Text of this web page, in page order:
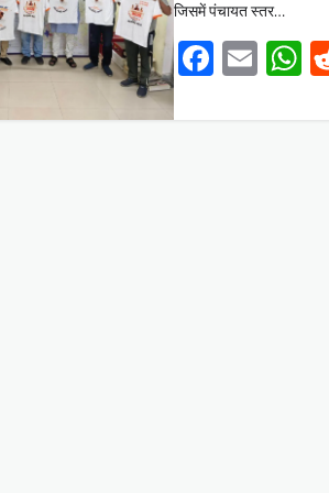
जिसमें पंचायत स्तर…
Mewari Khabar April 22, 2026
मेवाड़ी खबर@उदयपुर।दूर संचार सलाहकार समिति की
बैठक बुधवार को भारत संचार निगम लिमिटेड बीएसएनएल के
सभागार में सांसद उदयपुर डॉ.…